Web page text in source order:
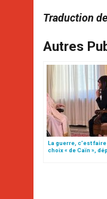
Traduction
Autres
La guerre, c’est
choix « de Caïn »,